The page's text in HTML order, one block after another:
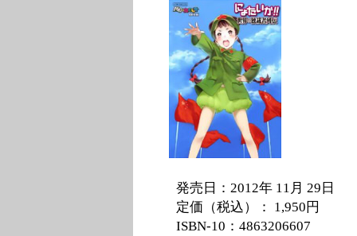
発売日：2012年 11月 29日
定価（税込）： 1,950円
ISBN-10：4863206607